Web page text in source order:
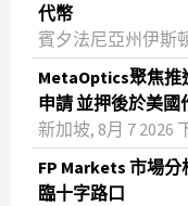
代幣
賓夕法尼亞州伊斯
MetaOptics聚焦推
申請 並押後於美國
新加坡, 8月 7 2026
FP Markets 市場
臨十字路口